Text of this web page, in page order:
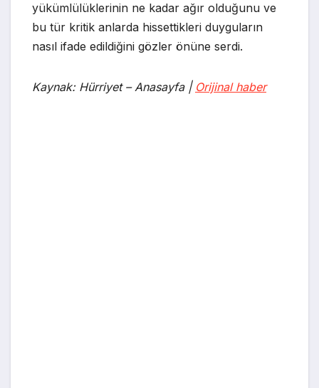
yükümlülüklerinin ne kadar ağır olduğunu ve
bu tür kritik anlarda hissettikleri duyguların
nasıl ifade edildiğini gözler önüne serdi.
Kaynak: Hürriyet – Anasayfa | Orijinal haber